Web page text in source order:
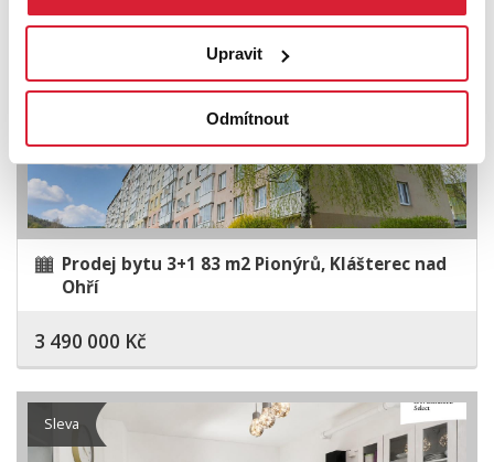
Upravit
Odmítnout
Sleva
Prodej bytu 3+1 83 m2 Pionýrů, Klášterec nad
Ohří
3 490 000 Kč
Sleva